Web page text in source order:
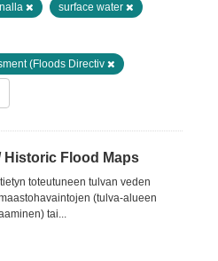
surface water
(Floods Directiv
Historic Flood Maps
toteutuneen tulvan veden
(tulva-alueen
tai...